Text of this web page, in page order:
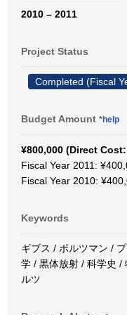
2010 – 2011
Project Status
Completed (Fiscal
Budget Amount *help
¥800,000 (Direct
Fiscal Year 2011:
Fiscal Year 2010:
Keywords
ギブス / ボルツマン /
学 / 黒体放射 / 科学史 /
ルツ